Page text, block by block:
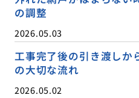
の調整
2026.05.03
工事完了後の引き渡しか
の大切な流れ
2026.05.02